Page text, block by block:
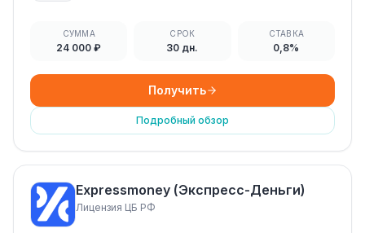
СУММА
24 000 ₽
СРОК
30 дн.
СТАВКА
0,8%
Получить
Подробный обзор
Expressmoney (Экспресс-Деньги)
Лицензия ЦБ РФ